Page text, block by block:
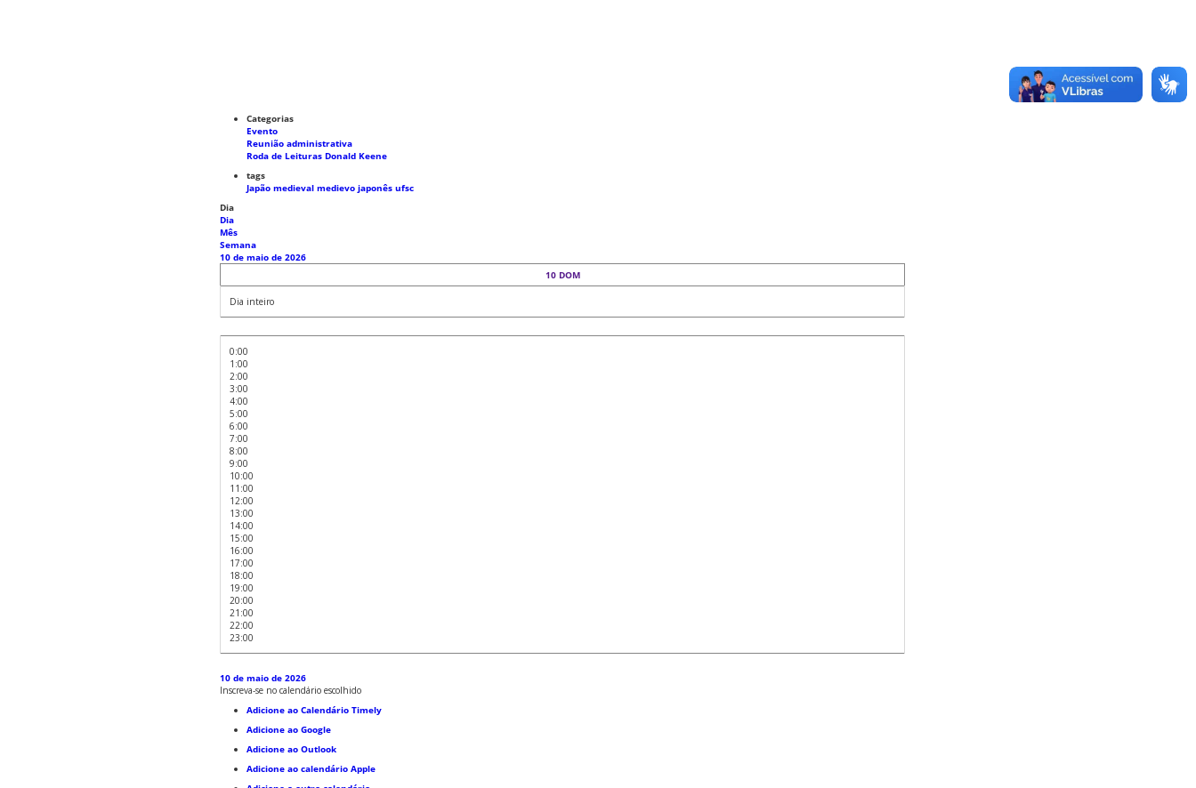
Categorias
Evento
Reunião administrativa
Roda de Leituras Donald Keene
tags
Japão medieval medievo japonês ufsc
Dia
Dia
Mês
Semana
10 de maio de 2026
10 DOM
Dia inteiro
0:00
1:00
2:00
3:00
4:00
5:00
6:00
7:00
8:00
9:00
10:00
11:00
12:00
13:00
14:00
15:00
16:00
17:00
18:00
19:00
20:00
21:00
22:00
23:00
10 de maio de 2026
Inscreva-se no calendário escolhido
Adicione ao Calendário Timely
Adicione ao Google
Adicione ao Outlook
Adicione ao calendário Apple